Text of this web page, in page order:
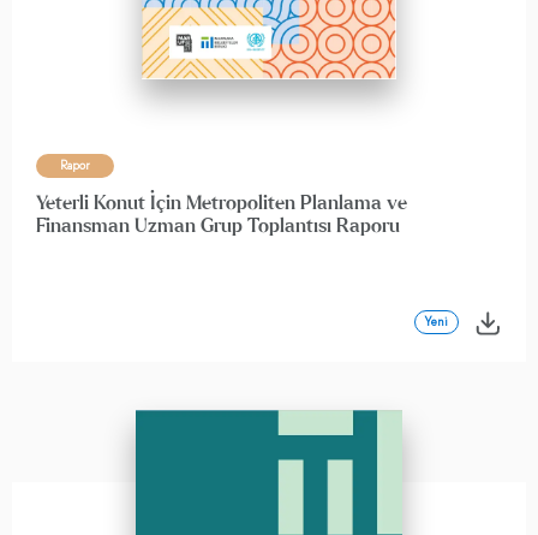
Rapor
Yeterli Konut İçin Metropoliten Planlama ve
Finansman Uzman Grup Toplantısı Raporu
Yeni